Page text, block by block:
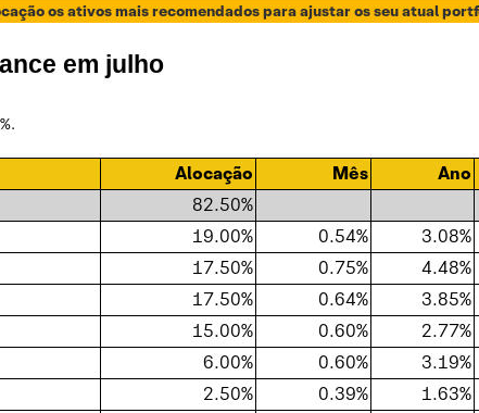
os ativos mais recomendados para ajustar os seu atual
em julho
Alocação Mês Ano
82.50%
19.00% 0.54% 3.08%
17.50% 0.75% 4.48%
17.50% 0.64% 3.85%
15.00% 0.60% 2.77%
6.00% 0.60% 3.19%
2.50% 0.39% 1.63%